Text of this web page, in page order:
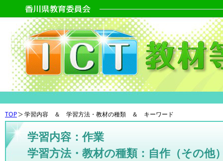
TOP 学習内容 ＆ 学習方法・教材の種類 ＆ キーワード
学習内容：作業
学習方法・教材の種類：自作（その他